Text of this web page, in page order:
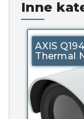
Inne
AXIS
Thermal